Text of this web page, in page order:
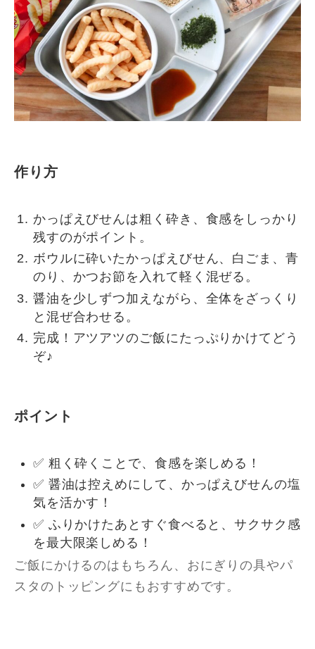
作り方
かっぱえびせんは粗く砕き、食感をしっかり
残すのがポイント。
ボウルに砕いたかっぱえびせん、白ごま、青
のり、かつお節を入れて軽く混ぜる。
醤油を少しずつ加えながら、全体をざっくり
と混ぜ合わせる。
完成！アツアツのご飯にたっぷりかけてどう
ぞ♪
ポイント
✅ 粗く砕くことで、食感を楽しめる！
✅ 醤油は控えめにして、かっぱえびせんの塩
気を活かす！
✅ ふりかけたあとすぐ食べると、サクサク感
を最大限楽しめる！
ご飯にかけるのはもちろん、おにぎりの具やパ
スタのトッピングにもおすすめです。